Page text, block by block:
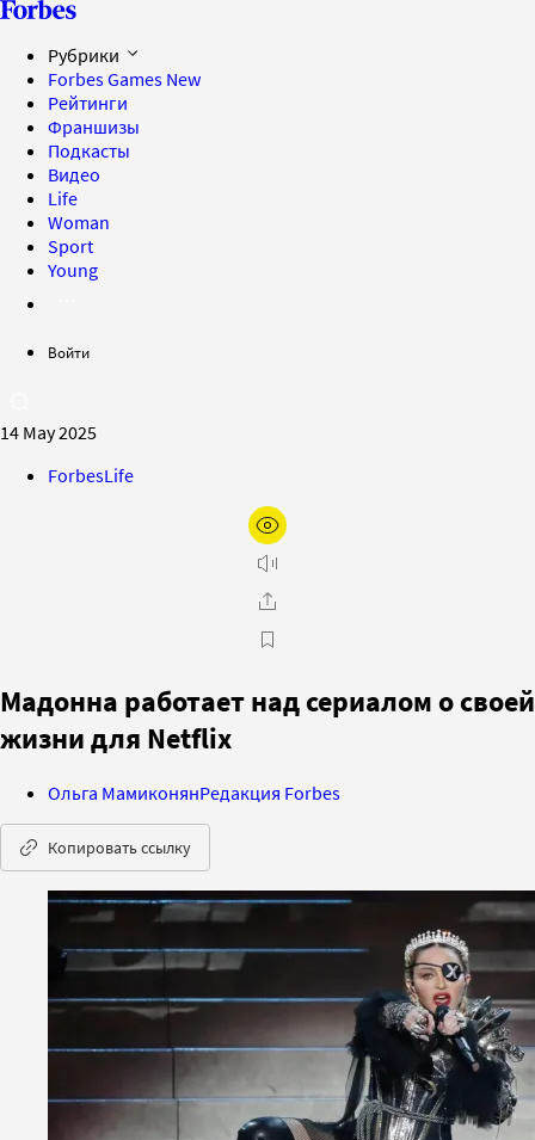
Рубрики
Forbes Games New
Рейтинги
Франшизы
Подкасты
Видео
Life
Woman
Sport
Young
Войти
14 May 2025
ForbesLife
Мадонна работает над сериалом о своей
жизни для Netflix
Ольга МамиконянРедакция Forbes
Копировать ссылку